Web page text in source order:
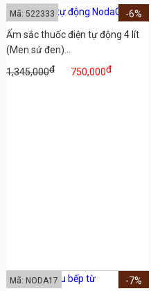
Ấm sắc thuốc điện tự động 4 lít
(Men sứ đen)...
1,345,000đ 750,000đ
-6%
Mã: 522333
-7%
Mã: NODA17